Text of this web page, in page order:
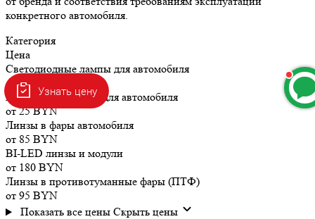
конкретного автомобиля.
Категория
Цена
Светодиодные лампы для автомобиля
от 18 BYN
Ксеноновые лампы для автомобиля
от 25 BYN
Линзы в фары автомобиля
от 85 BYN
BI-LED линзы и модули
от 180 BYN
Линзы в противотуманные фары (ПТФ)
от 95 BYN
Показать все цены Скрыть цены
Узнать цену